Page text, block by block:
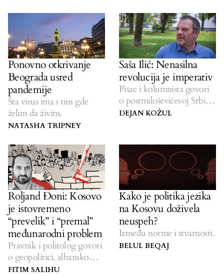
Ponovno otkrivanje
Beograda usred
pandemije
Šta virus ima s tim gde
želim da živim.
NATASHA TRIPNEY
Saša Ilić: Nenasilna
revolucija je imperativ
Pisac i kolumnista govori
o postmiloševićevoj Srbiji,
nacionalizmu i festivalu
DEJAN KOŽUL
Roljand Đoni: Kosovo
je istovremeno
“prevelik” i “premal”
međunarodni problem
Pravnik i politolog govori
o geopolitici, albanskom
nacionalizmu i
FITIM SALIHU
Kako je politika jezika
na Kosovu doživela
neuspeh?
Između norme i stvarnosti.
BELUL BEQAJ